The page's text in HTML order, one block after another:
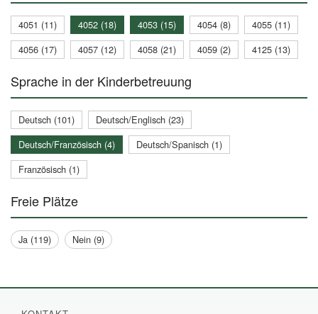
4051 (11) 4052 (18) 4053 (15) 4054 (8)
4055 (11)
4056 (17)
4057 (12) 4058 (21) 4059 (2) 4125 (13)
Sprache in der Kinderbetreuung
Deutsch (101)
Deutsch/Englisch (23)
Deutsch/Französisch (4)
Deutsch/Spanisch (1)
Französisch (1)
Freie Plätze
Ja (119) Nein (9)